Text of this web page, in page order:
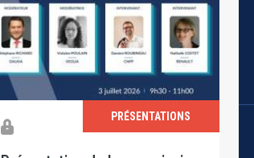
PRÉSENTATIONS